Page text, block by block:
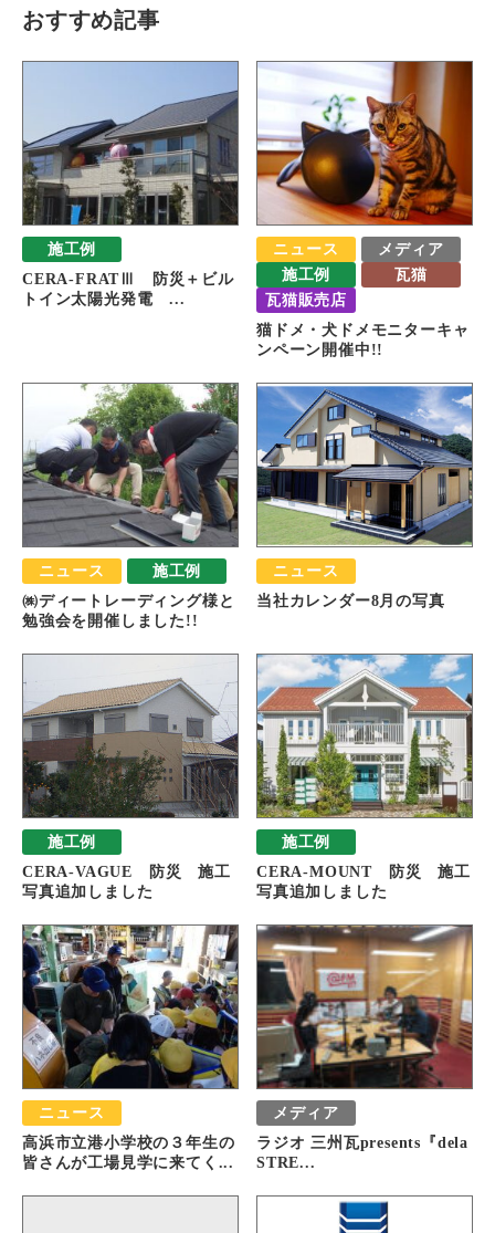
お問い合わせ プライバシーポリシー サイトマップ
おすすめ記事
施工例
CERA-FRATⅢ 防災＋ビル
トイン太陽光発電 ...
ニュース
メディア
施工例
瓦猫
瓦猫販売店
猫ドメ・犬ドメモニターキャ
ンペーン開催中!!
ニュース 施工例
㈱ディートレーディング様と
勉強会を開催しました!!
ニュース
当社カレンダー8月の写真
施工例
CERA-VAGUE 防災 施工
写真追加しました
施工例
CERA-MOUNT 防災 施工
写真追加しました
ニュース
高浜市立港小学校の３年生の
皆さんが工場見学に来てく...
メディア
ラジオ 三州瓦presents『dela
STRE...